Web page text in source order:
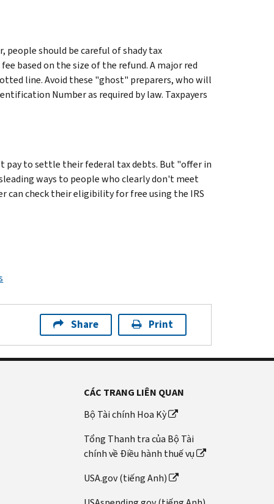
people should be careful of shady tax
based on the size of the refund. A major red
line. Avoid these "ghost" preparers, who will
Number as required by law. Taxpayers
pay to settle their federal tax debts. But "offer in
ways to people who clearly don't meet
can check their eligibility for free using the IRS
Share Print
CÁC TRANG LIÊN QUAN
Bộ Tài chính Hoa Kỳ
Tổng Thanh tra của Bộ Tài
chính về Điều hành thuế vụ
USA.gov (tiếng Anh)